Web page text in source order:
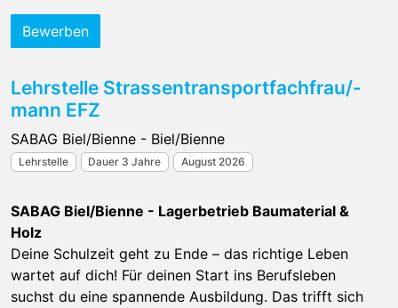
Bewerben
Lehrstelle Strassentransportfachfrau/-
mann EFZ
SABAG Biel/Bienne - Biel/Bienne
Lehrstelle Dauer 3 Jahre August 2026
SABAG Biel/Bienne - Lagerbetrieb Baumaterial &
Holz
Deine Schulzeit geht zu Ende – das richtige Leben
wartet auf dich! Für deinen Start ins Berufsleben
suchst du eine spannende Ausbildung. Das trifft sich